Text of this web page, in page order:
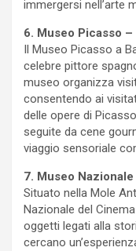
immergersi nell’arte
6. Museo Picasso
Il Museo Picasso a
celebre pittore
museo organizza
consentendo ai
delle opere di
seguite da cene
viaggio sensoriale
7. Museo
Situato nella Mole
Nazionale del
oggetti legati alla
cercano